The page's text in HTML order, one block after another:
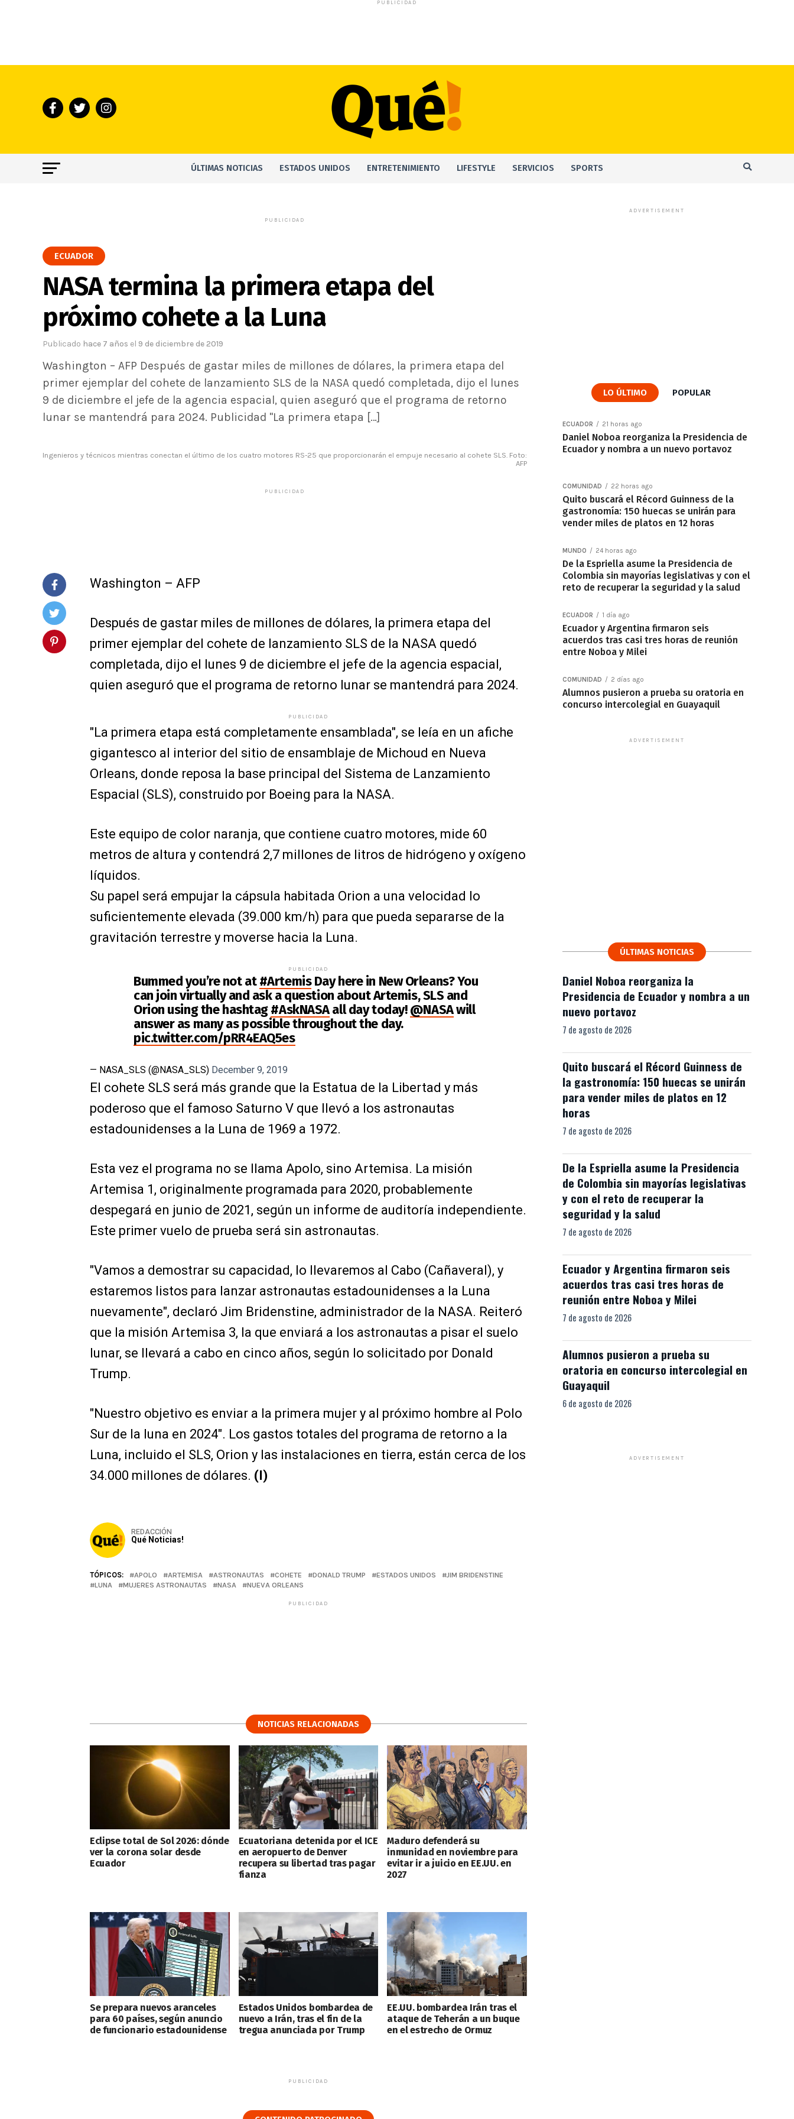
PUBLICIDAD
ÚLTIMAS NOTICIAS ESTADOS UNIDOS ENTRETENIMIENTO LIFESTYLE SERVICIOS SPORTS
PUBLICIDAD
ECUADOR
NASA termina la primera etapa del
próximo cohete a la Luna
Publicado hace 7 años el 9 de diciembre de 2019
Washington – AFP Después de gastar miles de millones de dólares, la primera etapa del
primer ejemplar del cohete de lanzamiento SLS de la NASA quedó completada, dijo el lunes
9 de diciembre el jefe de la agencia espacial, quien aseguró que el programa de retorno
lunar se mantendrá para 2024. Publicidad "La primera etapa […]
Ingenieros y técnicos mientras conectan el último de los cuatro motores RS-25 que proporcionarán el empuje necesario al cohete SLS. Foto:
AFP
PUBLICIDAD
Washington – AFP
Después de gastar miles de millones de dólares, la primera etapa del
primer ejemplar del cohete de lanzamiento SLS de la NASA quedó
completada, dijo el lunes 9 de diciembre el jefe de la agencia espacial,
quien aseguró que el programa de retorno lunar se mantendrá para 2024.
PUBLICIDAD
"La primera etapa está completamente ensamblada", se leía en un afiche
gigantesco al interior del sitio de ensamblaje de Michoud en Nueva
Orleans, donde reposa la base principal del Sistema de Lanzamiento
Espacial (SLS), construido por Boeing para la NASA.
Este equipo de color naranja, que contiene cuatro motores, mide 60
metros de altura y contendrá 2,7 millones de litros de hidrógeno y oxígeno
líquidos.
Su papel será empujar la cápsula habitada Orion a una velocidad lo
suficientemente elevada (39.000 km/h) para que pueda separarse de la
gravitación terrestre y moverse hacia la Luna.
PUBLICIDAD
Bummed you’re not at#ArtemisDay here in New Orleans? You
can join virtually and ask a question about Artemis, SLS and
Orion using the hashtag#AskNASAall day today!@NASAwill
answer as many as possible throughout the day.
pic.twitter.com/pRR4EAQ5es
— NASA_SLS (@NASA_SLS) December 9, 2019
El cohete SLS será más grande que la Estatua de la Libertad y más
poderoso que el famoso Saturno V que llevó a los astronautas
estadounidenses a la Luna de 1969 a 1972.
Esta vez el programa no se llama Apolo, sino Artemisa. La misión
Artemisa 1, originalmente programada para 2020, probablemente
despegará en junio de 2021, según un informe de auditoría independiente.
Este primer vuelo de prueba será sin astronautas.
"Vamos a demostrar su capacidad, lo llevaremos al Cabo (Cañaveral), y
estaremos listos para lanzar astronautas estadounidenses a la Luna
nuevamente", declaró Jim Bridenstine, administrador de la NASA. Reiteró
que la misión Artemisa 3, la que enviará a los astronautas a pisar el suelo
lunar, se llevará a cabo en cinco años, según lo solicitado por Donald
Trump.
"Nuestro objetivo es enviar a la primera mujer y al próximo hombre al Polo
Sur de la luna en 2024". Los gastos totales del programa de retorno a la
Luna, incluido el SLS, Orion y las instalaciones en tierra, están cerca de los
34.000 millones de dólares. (I)
REDACCIÓN
Qué Noticias!
TÓPICOS: APOLO ARTEMISA ASTRONAUTAS COHETE DONALD TRUMP ESTADOS UNIDOS
JIM BRIDENSTINE
LUNA
MUJERES ASTRONAUTAS NASA NUEVA ORLEANS
PUBLICIDAD
NOTICIAS RELACIONADAS
Eclipse total de Sol 2026: dónde
ver la corona solar desde
Ecuador
Ecuatoriana detenida por el ICE
en aeropuerto de Denver
recupera su libertad tras pagar
fianza
Maduro defenderá su
inmunidad en noviembre para
evitar ir a juicio en EE.UU. en
2027
Se prepara nuevos aranceles
para 60 países, según anuncio
de funcionario estadounidense
Estados Unidos bombardea de
nuevo a Irán, tras el fin de la
tregua anunciada por Trump
EE.UU. bombardea Irán tras el
ataque de Teherán a un buque
en el estrecho de Ormuz
PUBLICIDAD
ADVERTISEMENT
LO ÚLTIMO POPULAR
ECUADOR 21 horas ago
Daniel Noboa reorganiza la Presidencia de
Ecuador y nombra a un nuevo portavoz
COMUNIDAD 22 horas ago
Quito buscará el Récord Guinness de la
gastronomía: 150 huecas se unirán para
vender miles de platos en 12 horas
MUNDO 24 horas ago
De la Espriella asume la Presidencia de
Colombia sin mayorías legislativas y con el
reto de recuperar la seguridad y la salud
ECUADOR 1 día ago
Ecuador y Argentina firmaron seis
acuerdos tras casi tres horas de reunión
entre Noboa y Milei
COMUNIDAD 2 días ago
Alumnos pusieron a prueba su oratoria en
concurso intercolegial en Guayaquil
ADVERTISEMENT
ÚLTIMAS NOTICIAS
Daniel Noboa reorganiza la
Presidencia de Ecuador y nombra a un
nuevo portavoz
7 de agosto de 2026
Quito buscará el Récord Guinness de
la gastronomía: 150 huecas se unirán
para vender miles de platos en 12
horas
7 de agosto de 2026
De la Espriella asume la Presidencia
de Colombia sin mayorías legislativas
y con el reto de recuperar la
seguridad y la salud
7 de agosto de 2026
Ecuador y Argentina firmaron seis
acuerdos tras casi tres horas de
reunión entre Noboa y Milei
7 de agosto de 2026
Alumnos pusieron a prueba su
oratoria en concurso intercolegial en
Guayaquil
6 de agosto de 2026
ADVERTISEMENT